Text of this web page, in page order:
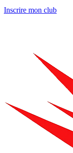
Inscrire mon club